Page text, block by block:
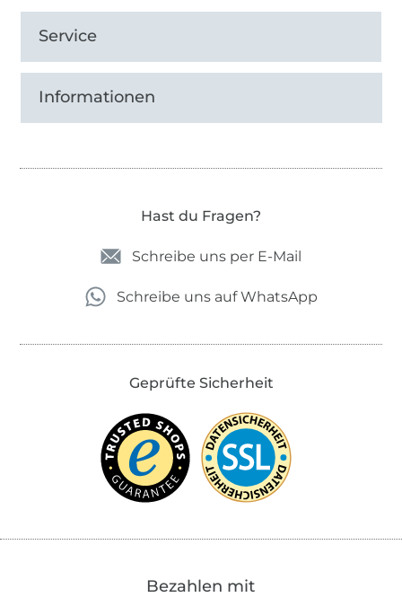
Service
Informationen
Hast du Fragen?
Schreibe uns per E-Mail
Schreibe uns auf WhatsApp
Geprüfte Sicherheit
Bezahlen mit